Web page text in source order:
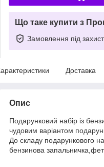
Що таке купити з
Замовлення під
Доставка
Опис
Подарунковий набір із
чудовим варіантом
До складу подарункового
бензинова